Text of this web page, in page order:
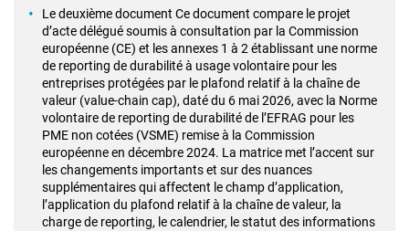
Le deuxième document Ce document compare le projet
d’acte délégué soumis à consultation par la Commission
européenne (CE) et les annexes 1 à 2 établissant une norme
de reporting de durabilité à usage volontaire pour les
entreprises protégées par le plafond relatif à la chaîne de
valeur (value-chain cap), daté du 6 mai 2026, avec la Norme
volontaire de reporting de durabilité de l’EFRAG pour les
PME non cotées (VSME) remise à la Commission
européenne en décembre 2024. La matrice met l’accent sur
les changements importants et sur des nuances
supplémentaires qui affectent le champ d’application,
l’application du plafond relatif à la chaîne de valeur, la
charge de reporting, le calendrier, le statut des informations